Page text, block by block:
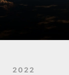
2022